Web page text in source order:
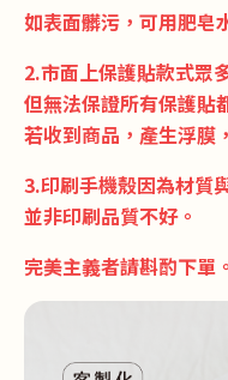
如表面髒污，可用肥皂
2.市面上保護貼款式眾
但無法保證所有保護貼
若收到商品，產生浮膜
3.印刷手機殼因為材質
並非印刷品質不好。
完美主義者請斟酌下單。